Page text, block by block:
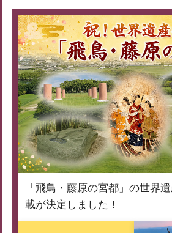
「飛鳥・藤原の宮都」の世界
載が決定しました！